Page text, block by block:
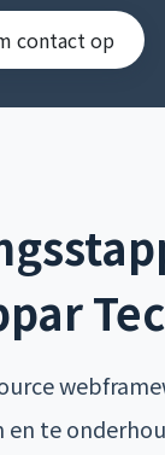
contact op
te